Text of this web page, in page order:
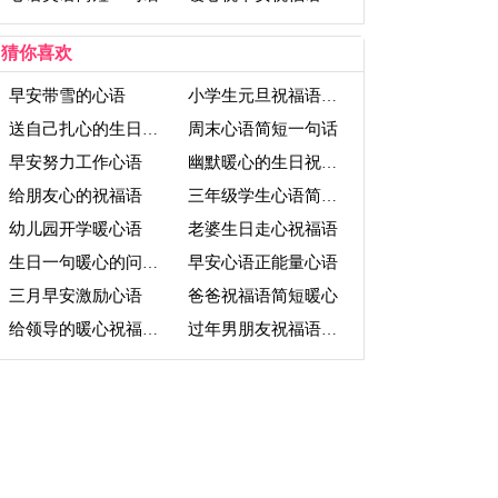
猜你喜欢
早安带雪的心语
小学生元旦祝福语走心
送自己扎心的生日祝福语
周末心语简短一句话
早安努力工作心语
幽默暖心的生日祝福语
给朋友心的祝福语 三年级学生心语简短20字
幼儿园开学暖心语 老婆生日走心祝福语
生日一句暖心的问候语
早安心语正能量心语
三月早安激励心语
爸爸祝福语简短暖心
给领导的暖心祝福语新年 过年男朋友祝福语暖心文案